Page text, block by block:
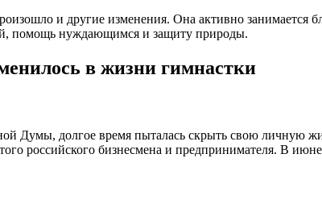
и другие изменения. Она активно занимается
помощь нуждающимся и защиту природы.
в жизни гимнастки
Думы, долгое время пыталась скрыть свою личную
российского бизнесмена и предпринимателя. В